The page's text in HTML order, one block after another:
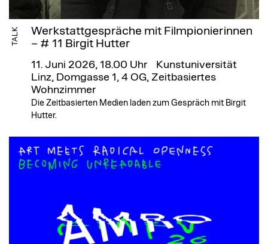
TALK
Werkstattgespräche mit Filmpionierinnen
– # 11 Birgit Hutter
11. Juni 2026, 18.00 Uhr
Kunstuniversität
Linz, Domgasse 1, 4 OG, Zeitbasiertes
Wohnzimmer
Die Zeitbasierten Medien laden zum Gespräch mit Birgit
Hutter.